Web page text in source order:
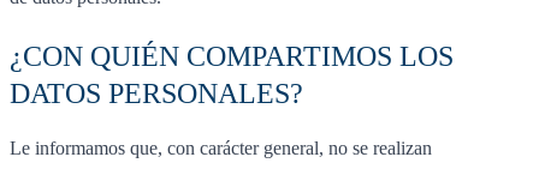
¿CON QUIÉN COMPARTIMOS LOS
DATOS PERSONALES?
Le informamos que, con carácter general, no se realizan